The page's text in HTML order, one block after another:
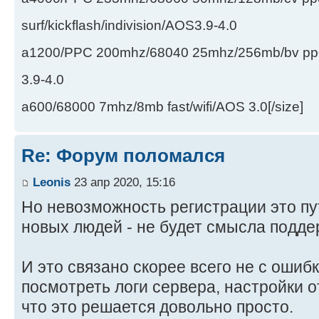
surf/kickflash/indivision/AOS3.9-4.0
a1200/PPC 200mhz/68040 25mhz/256mb/bv
3.9-4.0
a600/68000 7mhz/8mb fast/wifi/AOS 3.0[/size]
Re: Форум поломался
Leonis 23 апр 2020, 15:16
Но невозможность регистрации это
новых людей - не будет смысла
И это связано скорее всего не с
посмотреть логи сервера, настройки
что это решается довольно просто.